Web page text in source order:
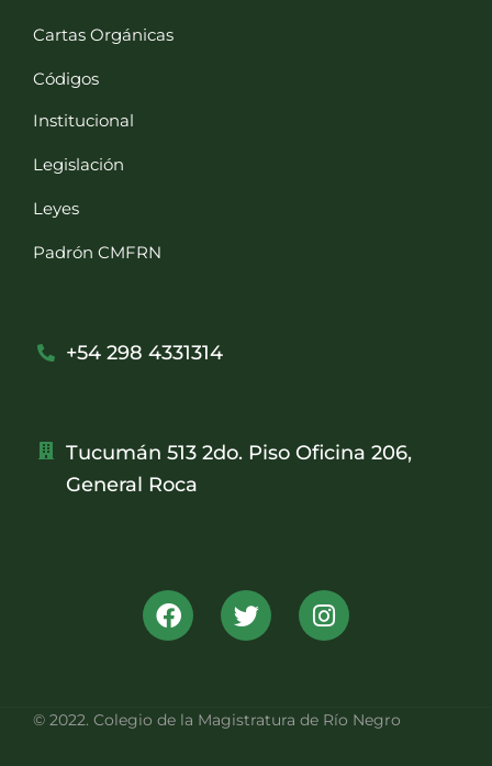
Cartas Orgánicas
Códigos
Institucional
Legislación
Leyes
Padrón CMFRN
+54 298 4331314
Tucumán 513 2do. Piso Oficina 206,
General Roca
© 2022. Colegio de la Magistratura de Río Negro